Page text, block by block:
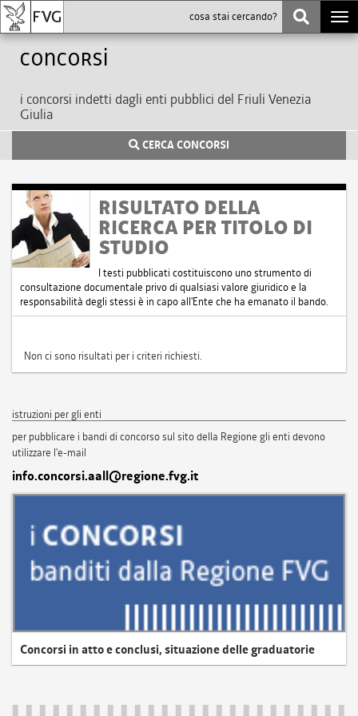
Concorsi
i concorsi indetti dagli enti pubblici del Friuli Venezia
Giulia
CERCA CONCORSI
RISULTATO DELLA
RICERCA PER TITOLO DI
STUDIO
I testi pubblicati costituiscono uno strumento di
consultazione documentale privo di qualsiasi valore giuridico e la
responsabilità degli stessi è in capo all'Ente che ha emanato il bando.
Non ci sono risultati per i criteri richiesti.
istruzioni per gli enti
per pubblicare i bandi di concorso sul sito della Regione gli enti devono
utilizzare l'e-mail
info.concorsi.aall@regione.fvg.it
Concorsi in atto e conclusi, situazione delle graduatorie